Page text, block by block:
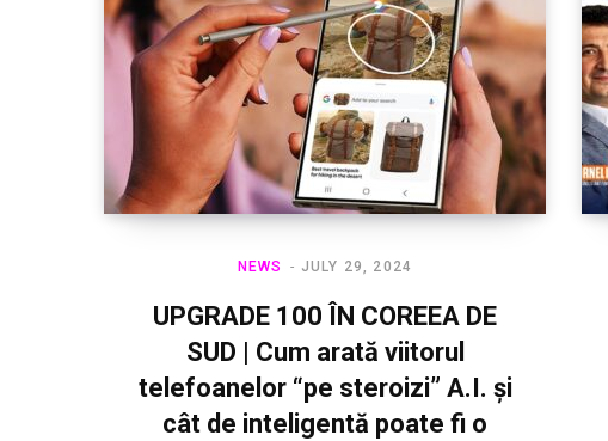
NEWS JULY 29, 2024
UPGRADE 100 ÎN COREEA DE
SUD | Cum arată viitorul
telefoanelor “pe steroizi” A.I. și
cât de inteligentă poate fi o